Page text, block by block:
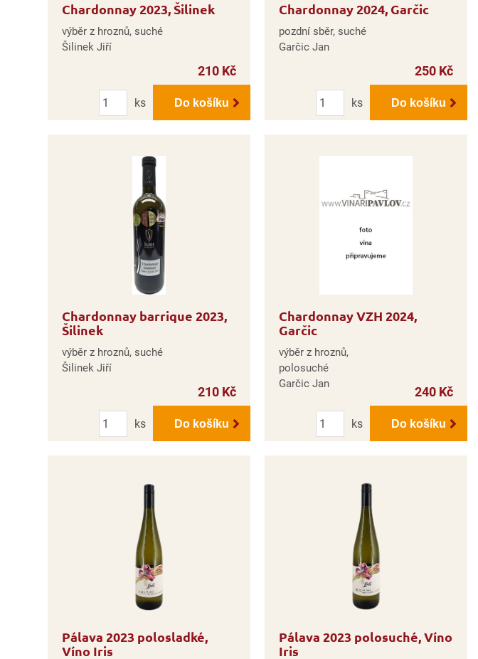
Chardonnay 2023, Šilinek
výběr z hroznů, suché
Šilinek Jiří
210 Kč
Počet
ks
Do košíku
Chardonnay 2024, Garčic
pozdní sběr, suché
Garčic Jan
250 Kč
Počet
ks
Do košíku
Chardonnay barrique 2023,
Šilinek
výběr z hroznů, suché
Šilinek Jiří
210 Kč
Počet
ks
Do košíku
Chardonnay VZH 2024,
Garčic
výběr z hroznů,
polosuché
Garčic Jan
240 Kč
Počet
ks
Do košíku
Pálava 2023 polosladké,
Víno Iris
Pálava 2023 polosuché, Víno
Iris